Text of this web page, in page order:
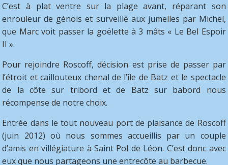
C’est à plat ventre sur la plage avant, réparant son
enrouleur de génois et surveillé aux jumelles par Michel,
que Marc voit passer la goëlette à 3 mâts « Le Bel Espoir
II ».
Pour rejoindre Roscoff, décision est prise de passer par
l’étroit et caillouteux chenal de l’île de Batz et le spectacle
de la côte sur tribord et de Batz sur babord nous
récompense de notre choix.
Entrée dans le tout nouveau port de plaisance de Roscoff
(juin 2012) où nous sommes accueillis par un couple
d’amis en villégiature à Saint Pol de Léon. C’est donc avec
eux que nous partageons une entrecôte au barbecue.